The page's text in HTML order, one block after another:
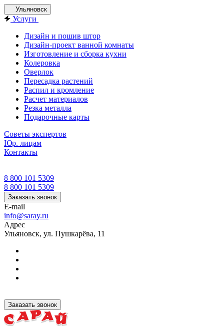
Ульяновск
Услуги
Дизайн и пошив штор
Дизайн-проект ванной комнаты
Изготовление и сборка кухни
Колеровка
Оверлок
Пересадка растений
Распил и кромление
Расчет материалов
Резка металла
Подарочные карты
Советы экспертов
Юр. лицам
Контакты
8 800 101 5309
8 800 101 5309
Заказать звонок
E-mail
info@saray.ru
Адрес
Ульяновск, ул. Пушкарёва, 11
Заказать звонок